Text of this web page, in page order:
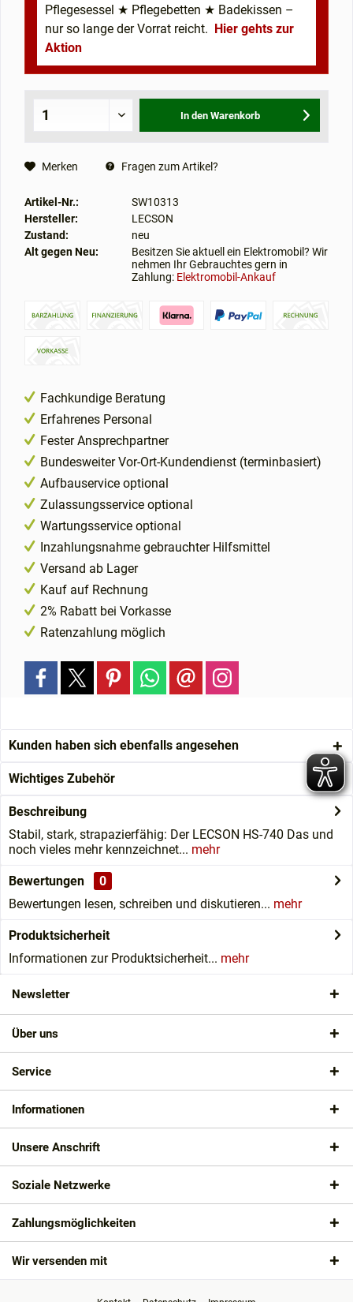
Pflegesessel ★ Pflegebetten ★ Badekissen –
nur so lange der Vorrat reicht.
Hier gehts zur
Aktion
In den Warenkorb
Merken Fragen zum Artikel?
Artikel-Nr.:
SW10313
Hersteller:
LECSON
Zustand:
neu
Alt gegen Neu:
Besitzen Sie aktuell ein Elektromobil? Wir
nehmen Ihr Gebrauchtes gern in
Zahlung: Elektromobil-Ankauf
Fachkundige Beratung
Erfahrenes Personal
Fester Ansprechpartner
Bundesweiter Vor-Ort-Kundendienst (terminbasiert)
Aufbauservice optional
Zulassungsservice optional
Wartungsservice optional
Inzahlungsnahme gebrauchter Hilfsmittel
Versand ab Lager
Kauf auf Rechnung
2% Rabatt bei Vorkasse
Ratenzahlung möglich
Kunden haben sich ebenfalls angesehen
Wichtiges Zubehör
Beschreibung
Stabil, stark, strapazierfähig: Der LECSON HS-740 Das und
noch vieles mehr kennzeichnet... mehr
Bewertungen
0
Bewertungen lesen, schreiben und diskutieren... mehr
Produktsicherheit
Informationen zur Produktsicherheit... mehr
Newsletter
Über uns
Service
Informationen
Unsere Anschrift
Soziale Netzwerke
Zahlungsmöglichkeiten
Wir versenden mit